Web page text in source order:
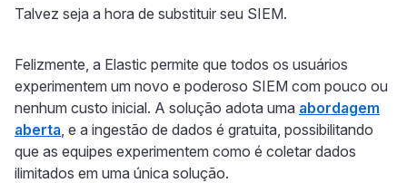
Talvez seja a hora de substituir seu SIEM.
Felizmente, a Elastic permite que todos os usuários
experimentem um novo e poderoso SIEM com pouco ou
nenhum custo inicial. A solução adota uma abordagem
aberta , e a ingestão de dados é gratuita, possibilitando
que as equipes experimentem como é coletar dados
ilimitados em uma única solução.